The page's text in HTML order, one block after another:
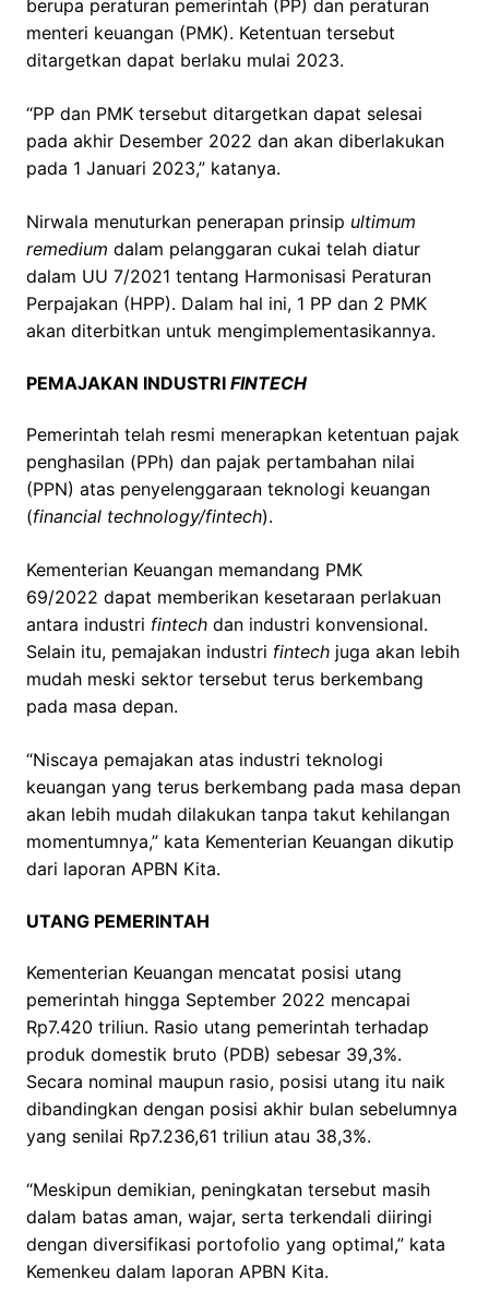
berupa peraturan pemerintah (PP) dan peraturan
menteri keuangan (PMK). Ketentuan tersebut
ditargetkan dapat berlaku mulai 2023.
“PP dan PMK tersebut ditargetkan dapat selesai
pada akhir Desember 2022 dan akan diberlakukan
pada 1 Januari 2023,” katanya.
Nirwala menuturkan penerapan prinsip ultimum
remedium dalam pelanggaran cukai telah diatur
dalam UU 7/2021 tentang Harmonisasi Peraturan
Perpajakan (HPP). Dalam hal ini, 1 PP dan 2 PMK
akan diterbitkan untuk mengimplementasikannya.
PEMAJAKAN INDUSTRI FINTECH
Pemerintah telah resmi menerapkan ketentuan pajak
penghasilan (PPh) dan pajak pertambahan nilai
(PPN) atas penyelenggaraan teknologi keuangan
(financial technology/fintech).
Kementerian Keuangan memandang PMK
69/2022 dapat memberikan kesetaraan perlakuan
antara industri fintech dan industri konvensional.
Selain itu, pemajakan industri fintech juga akan lebih
mudah meski sektor tersebut terus berkembang
pada masa depan.
“Niscaya pemajakan atas industri teknologi
keuangan yang terus berkembang pada masa depan
akan lebih mudah dilakukan tanpa takut kehilangan
momentumnya,” kata Kementerian Keuangan dikutip
dari laporan APBN Kita.
UTANG PEMERINTAH
Kementerian Keuangan mencatat posisi utang
pemerintah hingga September 2022 mencapai
Rp7.420 triliun. Rasio utang pemerintah terhadap
produk domestik bruto (PDB) sebesar 39,3%.
Secara nominal maupun rasio, posisi utang itu naik
dibandingkan dengan posisi akhir bulan sebelumnya
yang senilai Rp7.236,61 triliun atau 38,3%.
“Meskipun demikian, peningkatan tersebut masih
dalam batas aman, wajar, serta terkendali diiringi
dengan diversifikasi portofolio yang optimal,” kata
Kemenkeu dalam laporan APBN Kita.